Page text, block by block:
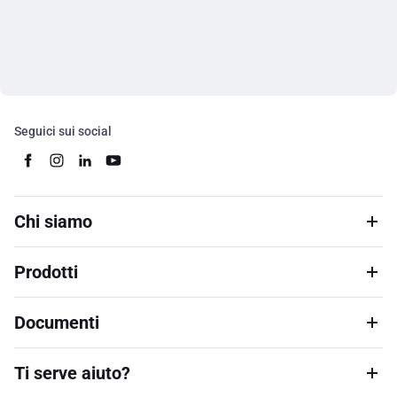
Seguici sui social
Chi siamo
Prodotti
Documenti
Ti serve aiuto?